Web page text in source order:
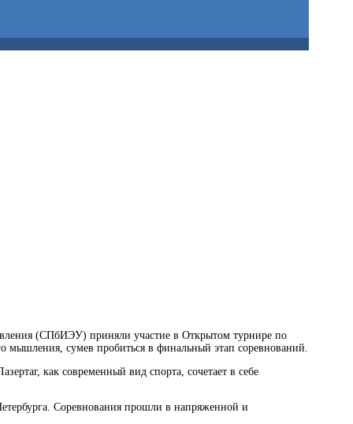
(СПбИЭУ) приняли участие в Открытом турнире по
сумев пробиться в финальный этап соревнований.
как современный вид спорта, сочетает в себе
Соревнования прошли в напряженной и